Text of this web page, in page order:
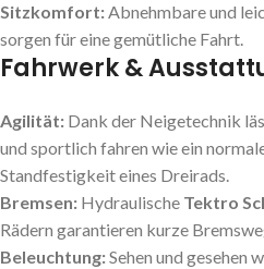
Sitzkomfort:Abnehmbare und
sorgen für eine gemütliche Fahrt.
Fahrwerk &
Agilität: Dank der Neigetechnik
und sportlich fahren wie ein
Standfestigkeit eines Dreirads.
Bremsen: Hydraulische Tektro
Rädern garantieren kurze
Beleuchtung:Sehen und gesehen